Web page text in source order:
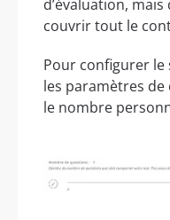
d’évaluation,
couvrir tout le
Pour configurer
les paramètres
le nombre